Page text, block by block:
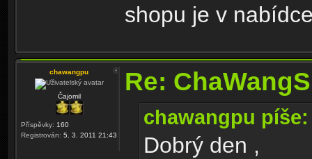
shopu je v
chawangpu
Čajomil
Příspěvky: 160
Registrován: 5. 3. 2011 21:43
Re:
chawangpu píše:
Dobrý den ,